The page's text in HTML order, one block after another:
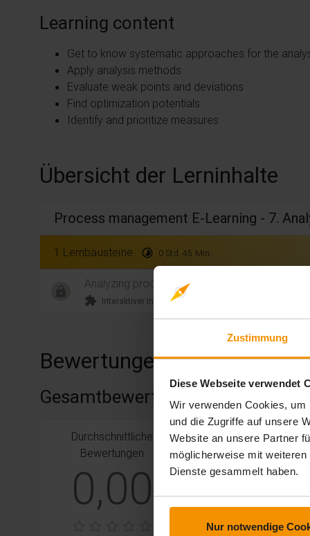
Zustimmung
Diese Webseite verwendet
Wir verwenden Cookies,
und die Zugriffe auf unsere
Website an unsere Partner
möglicherweise mit
Dienste gesammelt haben.
Nur notwendige
Learning content
Get to know systematic approaches for the
Apply analysis methods
Evaluate weak points and deviations
Find optimization potentials
Identify and prioritize measures
Übersicht der Lerninhalte
Process management E-Learning - 7.
1 Lernbausteine timelapse 0 Std. 45 Min.
Analyzing processes
extension Interaktiver Inhalt
Bewertungen
Gesamtbewertung
Durchschnittliche
Bewertungen
0,00
5stars: 0
Bewertungen
4stars:Bewertungen
stars: